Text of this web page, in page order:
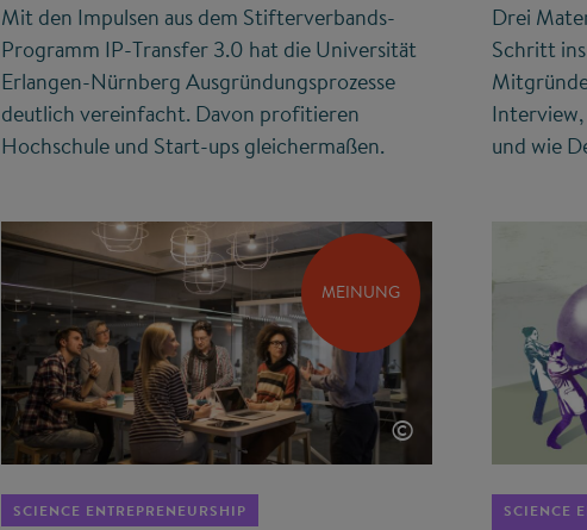
Mit den Impulsen aus dem Stifterverbands-
Programm IP-Transfer 3.0 hat die Universität
Erlangen-Nürnberg Ausgründungsprozesse
deutlich vereinfacht. Davon profitieren
Hochschule und Start-ups gleichermaßen.
Drei
Schritt
und wie
MEINUNG
©
SCIENCE ENTREPRENEURSHIP
SCIENCE